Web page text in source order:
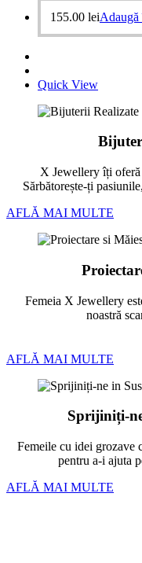
155.00 leiAdaugă
Quick View
X Jewellery îți oferă
Sărbătorește-ți
AFLĂ MAI MULTE
Femeia X Jewellery
noastră
AFLĂ MAI MULTE
Sprijiniți-
Femeile cu idei grozave
pentru a-i ajuta
AFLĂ MAI MULTE